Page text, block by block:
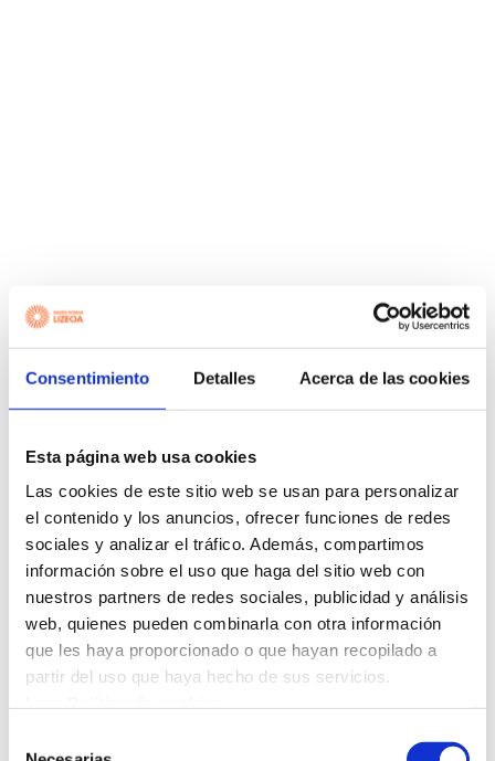
Consentimiento Detalles Acerca de las cookies
Esta página web usa cookies
Las cookies de este sitio web se usan para personalizar
el contenido y los anuncios, ofrecer funciones de redes
sociales y analizar el tráfico. Además, compartimos
información sobre el uso que haga del sitio web con
nuestros partners de redes sociales, publicidad y análisis
web, quienes pueden combinarla con otra información
que les haya proporcionado o que hayan recopilado a
partir del uso que haya hecho de sus servicios.